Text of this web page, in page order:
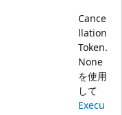
Cance
llation
Token.
None
を使用
して
Execu